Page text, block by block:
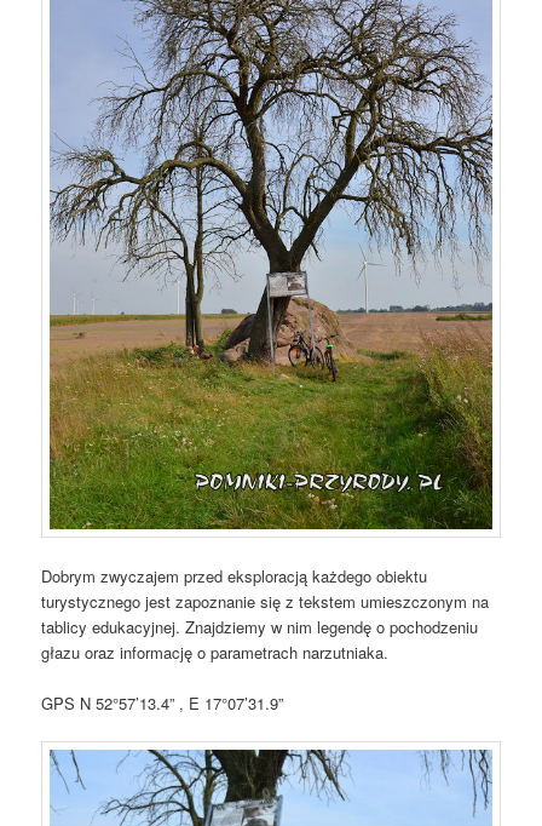
Dobrym zwyczajem przed eksploracją każdego obiektu
turystycznego jest zapoznanie się z tekstem umieszczonym na
tablicy edukacyjnej. Znajdziemy w nim legendę o pochodzeniu
głazu oraz informację o parametrach narzutniaka.
GPS N 52°57’13.4” , E 17°07’31.9”